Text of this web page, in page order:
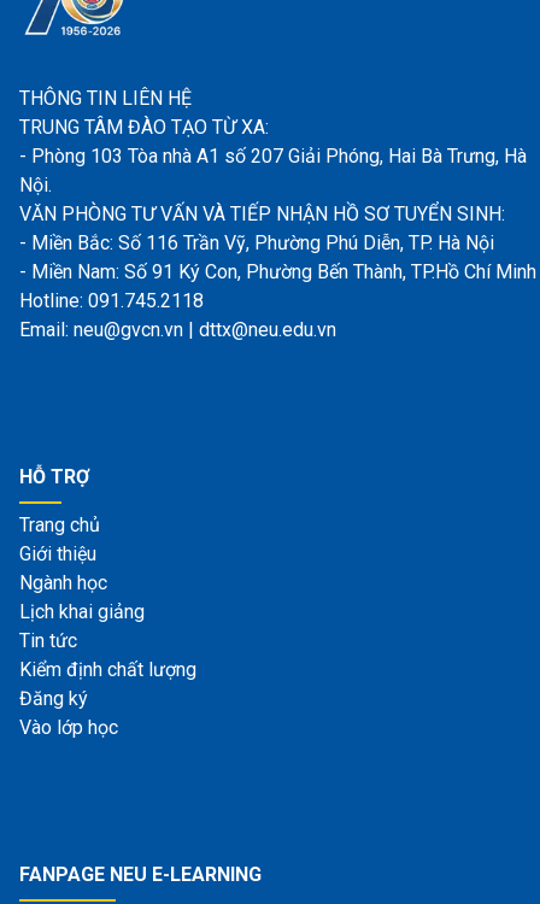
THÔNG TIN LIÊN HỆ
TRUNG TÂM ĐÀO TẠO TỪ XA:
- Phòng 103 Tòa nhà A1 số 207 Giải Phóng, Hai Bà Trưng, Hà
Nội.
VĂN PHÒNG TƯ VẤN VÀ TIẾP NHẬN HỒ SƠ TUYỂN SINH:
- Miền Bắc: Số 116 Trần Vỹ, Phường Phú Diễn, TP. Hà Nội
- Miền Nam: Số 91 Ký Con, Phường Bến Thành, TP.Hồ Chí Minh
Hotline: 091.745.2118
Email: neu@gvcn.vn | dttx@neu.edu.vn
HỖ TRỢ
Trang chủ
Giới thiệu
Ngành học
Lịch khai giảng
Tin tức
Kiểm định chất lượng
Đăng ký
Vào lớp học
FANPAGE NEU E-LEARNING